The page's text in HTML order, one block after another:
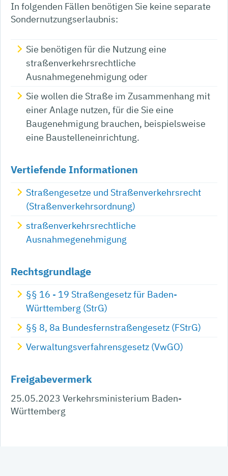
In folgenden Fällen benötigen Sie keine separate
Sondernutzungserlaubnis:
Sie benötigen für die Nutzung eine
straßenverkehrsrechtliche
Ausnahmegenehmigung oder
Sie wollen die Straße im Zusammenhang mit
einer Anlage nutzen, für die Sie eine
Baugenehmigung brauchen, beispielsweise
eine Baustelleneinrichtung.
Vertiefende Informationen
Straßengesetze und Straßenverkehrsrecht
(Straßenverkehrsordnung)
straßenverkehrsrechtliche
Ausnahmegenehmigung
Rechtsgrundlage
§§ 16 - 19 Straßengesetz für Baden-
Württemberg (StrG)
§§ 8, 8a Bundesfernstraßengesetz (FStrG)
Verwaltungsverfahrensgesetz (VwGO)
Freigabevermerk
25.05.2023 Verkehrsministerium Baden-
Württemberg